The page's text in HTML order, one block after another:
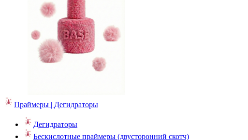
Праймеры | Дегидраторы
Дегидраторы
Бескислотные праймеры (двусторонний скотч)